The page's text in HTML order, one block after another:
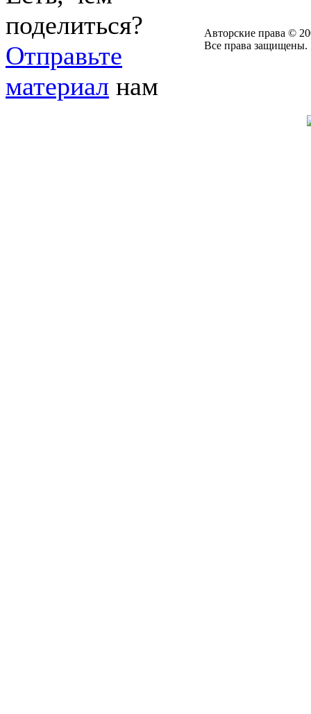
поделиться?
Отправьте
материал нам
Авторские права ©
Все права защищены.